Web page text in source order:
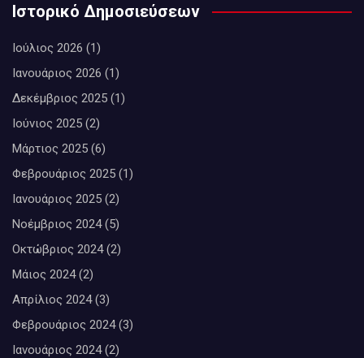
Ιστορικό Δημοσιεύσεων
Ιούλιος 2026 (1)
Ιανουάριος 2026 (1)
Δεκέμβριος 2025 (1)
Ιούνιος 2025 (2)
Μάρτιος 2025 (6)
Φεβρουάριος 2025 (1)
Ιανουάριος 2025 (2)
Νοέμβριος 2024(5)
Οκτώβριος 2024(2)
Μάιος 2024(2)
Απρίλιος 2024(3)
Φεβρουάριος 2024(3)
Ιανουάριος 2024(2)